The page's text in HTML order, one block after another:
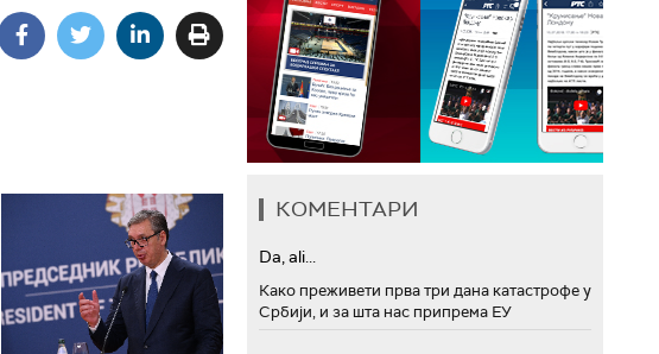
КОМЕНТАРИ
Da, ali...
Како преживети прва три дана катастрофе у
Србији, и за шта нас припрема ЕУ